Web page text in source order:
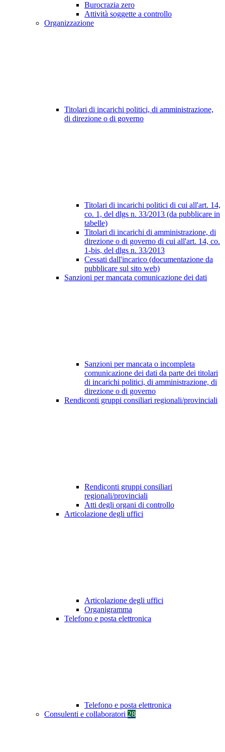
Burocrazia zero
Attività soggette a controllo
Organizzazione
Titolari di incarichi politici, di amministrazione,
di direzione o di governo
Titolari di incarichi politici di cui all'art. 14,
co. 1, del dlgs n. 33/2013 (da pubblicare in
tabelle)
Titolari di incarichi di amministrazione, di
direzione o di governo di cui all'art. 14, co.
1-bis, del dlgs n. 33/2013
Cessati dall'incarico (documentazione da
pubblicare sul sito web)
Sanzioni per mancata comunicazione dei dati
Sanzioni per mancata o incompleta
comunicazione dei dati da parte dei titolari
di incarichi politici, di amministrazione, di
direzione o di governo
Rendiconti gruppi consiliari regionali/provinciali
Rendiconti gruppi consiliari
regionali/provinciali
Atti degli organi di controllo
Articolazione degli uffici
Articolazione degli uffici
Organigramma
Telefono e posta elettronica
Telefono e posta elettronica
Consulenti e collaboratori 28